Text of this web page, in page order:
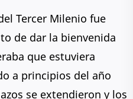
Tercer Milenio fue
de dar la bienvenida
que estuviera
a principios del año
se extendieron y los